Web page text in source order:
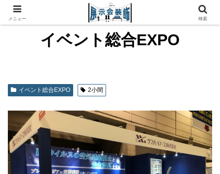
イベント総合EXPO
イベント総合EXPO 2小間
メニュー 検索